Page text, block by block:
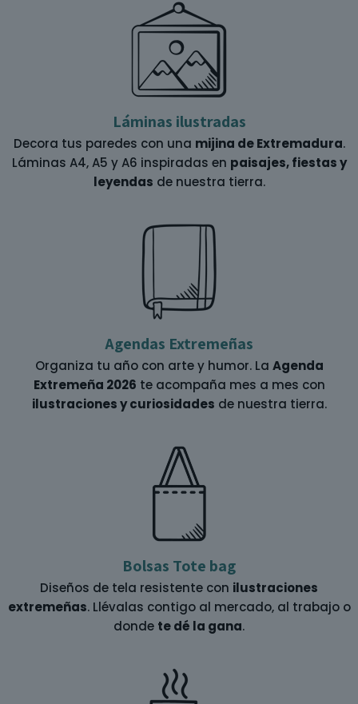
Láminas ilustradas
Decora tus paredes con una mijina de Extremadura.
Láminas A4, A5 y A6 inspiradas en paisajes, fiestas y
leyendas de nuestra tierra.
Agendas Extremeñas
Organiza tu año con arte y humor. La Agenda
Extremeña 2026 te acompaña mes a mes con
ilustraciones y curiosidades de nuestra tierra.
Bolsas Tote bag
Diseños de tela resistente con ilustraciones
extremeñas. Llévalas contigo al mercado, al trabajo o
donde te dé la gana.